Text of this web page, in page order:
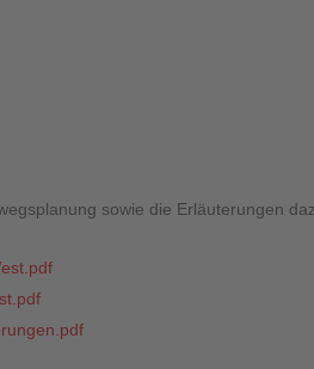
sowie die Erläuterungen